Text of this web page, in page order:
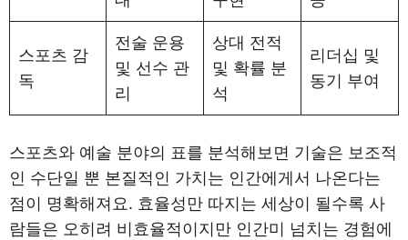
스포츠 감
독
전술 운용
및 선수 관
리
상대 전적
및 확률 분
석
리더십 및
동기 부여
스포츠와 예술 분야의 표를 분석해보면 기술은 보조적
인 수단일 뿐 본질적인 가치는 인간에게서 나온다는
점이 명확해져요. 효율성만 따지는 세상이 될수록 사
람들은 오히려 비효율적이지만 인간미 넘치는 경험에